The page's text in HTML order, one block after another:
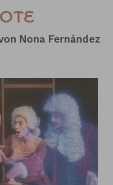
Nona Fernández